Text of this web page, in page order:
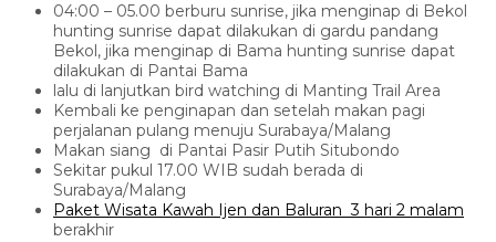
04:00 – 05.00 berburu sunrise, jika menginap di Bekol
hunting sunrise dapat dilakukan di gardu pandang
Bekol, jika menginap di Bama hunting sunrise dapat
dilakukan di Pantai Bama
lalu di lanjutkan bird watching di Manting Trail Area
Kembali ke penginapan dan setelah makan pagi
perjalanan pulang menuju Surabaya/Malang
Makan siang di Pantai Pasir Putih Situbondo
Sekitar pukul 17.00 WIB sudah berada di
Surabaya/Malang
Paket Wisata Kawah Ijen dan Baluran 3 hari 2 malam
berakhir